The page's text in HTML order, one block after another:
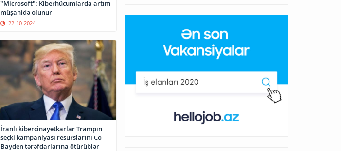
"Microsoft": Kiberhücumlarda artım
müşahidə olunur
22-10-2024
İranlı kibercinayətkarlar Trampın
seçki kampaniyası resurslarını Co
Bayden tərəfdarlarına ötürüblər